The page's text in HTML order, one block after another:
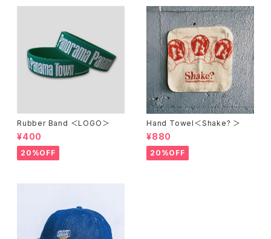
Rubber Band ＜LOGO＞
¥400
20%OFF
Hand Towel＜Shake? ＞
¥880
20%OFF